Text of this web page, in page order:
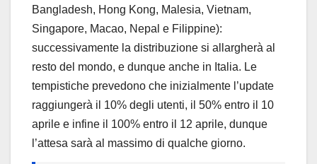
Bangladesh, Hong Kong, Malesia, Vietnam,
Singapore, Macao, Nepal e Filippine):
successivamente la distribuzione si allargherà al
resto del mondo, e dunque anche in Italia. Le
tempistiche prevedono che inizialmente l’update
raggiungerà il 10% degli utenti, il 50% entro il 10
aprile e infine il 100% entro il 12 aprile, dunque
l’attesa sarà al massimo di qualche giorno.